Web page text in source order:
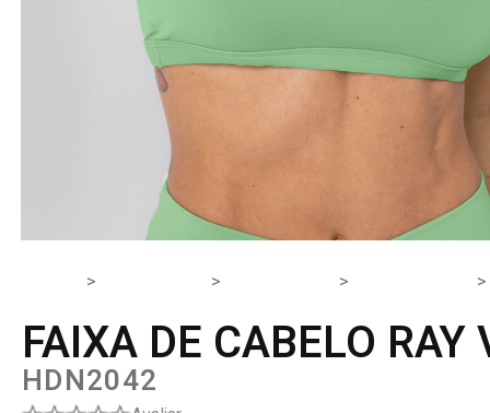
FAIXA DE CABELO RAY
HDN2042